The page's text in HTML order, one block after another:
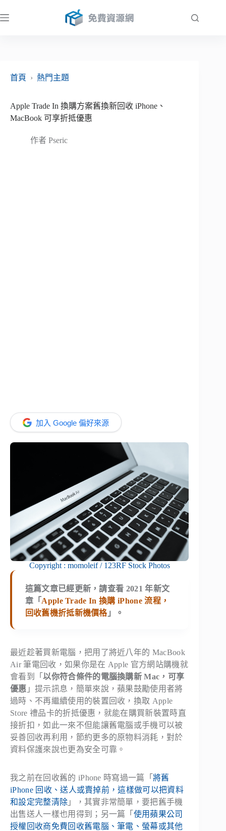
至
首頁
› 熱門主題
Apple Trade In 換購方案舊換新回收 iPhone、
MacBook 可享折抵優惠
作者 Pseric
加入 Google 偏好來源
Copyright : momoleif / 123RF Stock Photos
這篇文章已經更新，請查看 2021 年新文
章「 Apple Trade In 換購 iPhone 流程，
回收舊機折抵新機價格」。
最近趁著買新電腦，把用了將近八年的 MacBook
Air 筆電回收，如果你是在 Apple 官方網站購機就
會看到「以你符合條件的電腦換購新 Mac，可享
優惠 」提示訊息，簡單來說，蘋果鼓勵使用者將
過時、不再繼續使用的裝置回收，換取 Apple
Store 禮品卡的折抵優惠，就能在購買新裝置時直
接折扣，如此一來不但能讓舊電腦或手機可以被
妥善回收再利用，節約更多的原物料消耗，對於
資料保護來說也更為安全可靠。
我之前在回收舊的 iPhone 時寫過一篇「將舊
iPhone 回收、送人或賣掉前，這樣做可以把資料
和設定完整清除 」，其實非常簡單，要把舊手機
出售送人一樣也用得到；另一篇「 使用蘋果公司
授權回收商免費回收舊電腦、筆電、螢幕或其他